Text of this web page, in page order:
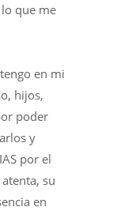
que me
en mi
hijos,
poder
y
por el
su
en